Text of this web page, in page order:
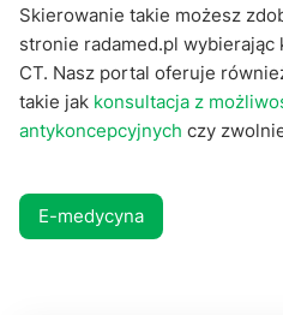
Skierowanie takie możesz
stronie radamed.pl
CT. Nasz portal oferuje
takie jak konsultacja z
antykoncepcyjnych czy
E-medycyna